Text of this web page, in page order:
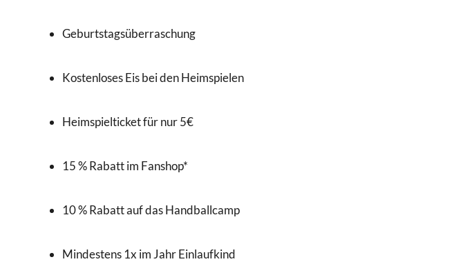
Geburtstagsüberraschung
Kostenloses Eis bei den Heimspielen
Heimspielticket für nur 5€
15 % Rabatt im Fanshop*
10 % Rabatt auf das Handballcamp
Mindestens 1x im Jahr Einlaufkind